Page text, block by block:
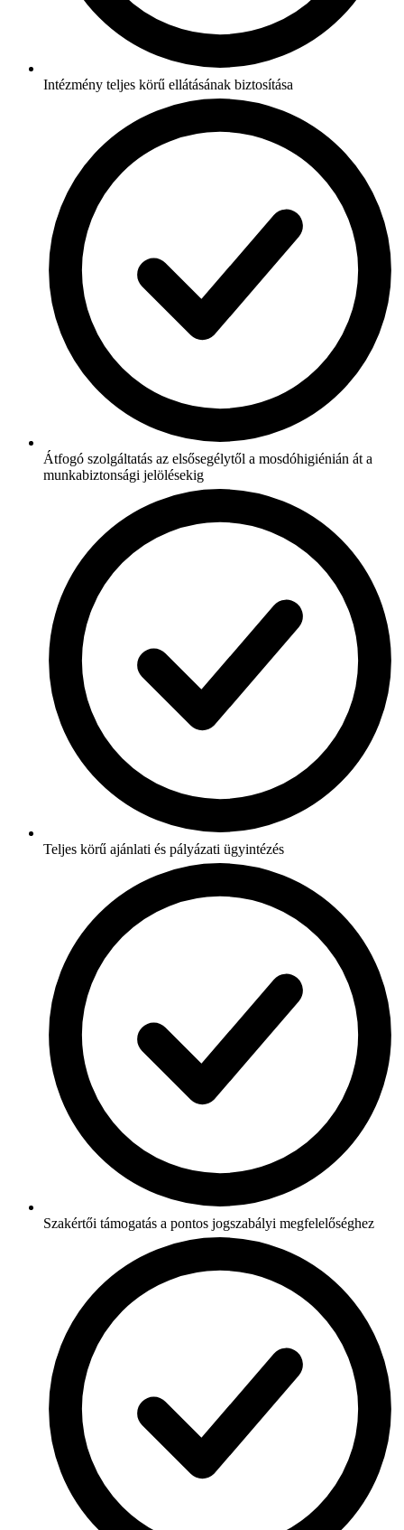
Intézmény teljes körű ellátásának biztosítása
Átfogó szolgáltatás az elsősegélytől a mosdóhigiénián át a
munkabiztonsági jelölésekig
Teljes körű ajánlati és pályázati ügyintézés
Szakértői támogatás a pontos jogszabályi megfelelőséghez